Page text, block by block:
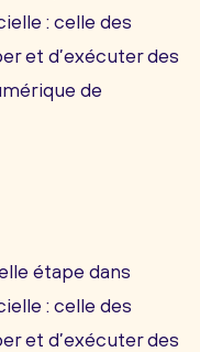
: celle des
et d’exécuter des
de
étape dans
: celle des
et d’exécuter des